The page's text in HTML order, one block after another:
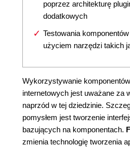
poprzez architekturę
dodatkowych
Testowania
użyciem narzędzi takich
Wykorzystywanie
internetowych jest uważane za
naprzód w tej dziedzinie.
pomysłem jest tworzenie
bazujących na komponentach.
zmienia technologię tworzenia